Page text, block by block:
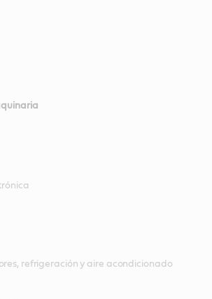
refrigeración y aire acondicionado